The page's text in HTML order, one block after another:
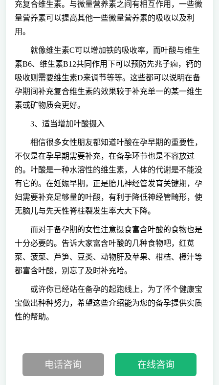
充复合维生素。与微量营养素之间有相互作用，一些微
量营养素可以提高其他一些微量营养素的吸收以及利
用。
就像维生素C可以增加铁的吸收率，而叶酸与维生
素B6、维生素B12共同作用下可以预防先兆子痫，钙的
吸收则需要维生素D来调节等等。这些都可以说明在备
孕期间补充复合维生素的效果较于补充单一的某一维生
素或矿物质会更好。
3、适当增加叶酸摄入
相信很多女性朋友都知道叶酸在孕早期的重要性，
不仅是在孕早期需要补充，在备孕环节也是不容放过
的。叶酸是一种水溶性的维生素，人体的代谢是不能没
有它的。在妊娠早期，正是胎儿神经管发育关键期，孕
妇需要补充足够量的叶酸，有利于降低神经管畸形，使
无脑儿与先天性脊柱裂发生率大大下降。
而对于备孕期的女性注意摄食富含叶酸的食物也是
十分必要的。告诉大家富含叶酸的几种食物吧，红苋
菜、菠菜、芦笋、豆类、动物肝及苹果、柑桔、橙汁等
都富含叶酸，别忘了及时补充哈。
或许你已经站在备孕的起跑线上，为了怀个健康宝
宝做出种种努力，希望这些介绍能为您的备孕提供实质
性的帮助。
电话咨询 在线咨询